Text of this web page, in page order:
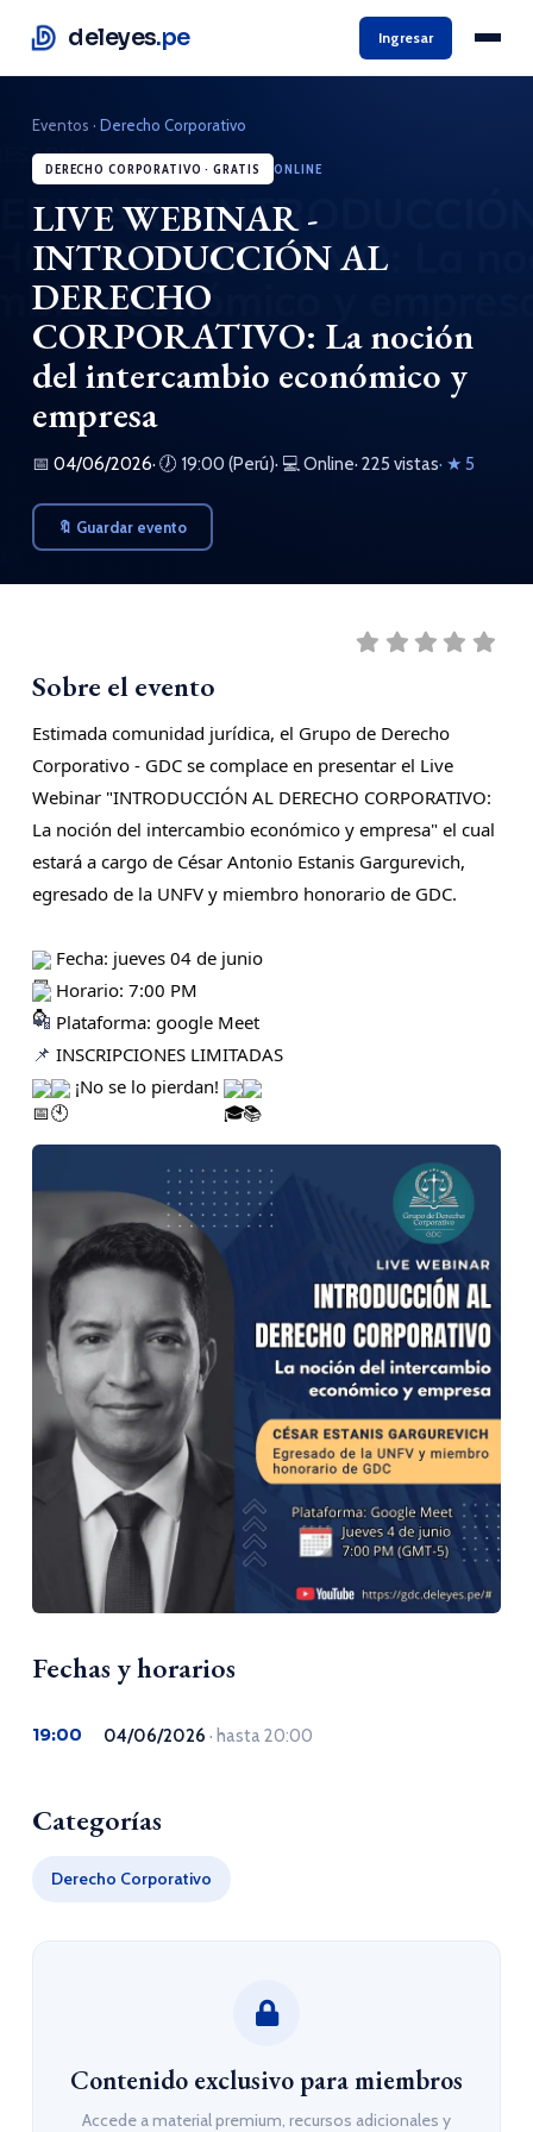
deleyes.pe Ingresar
Eventos · Derecho Corporativo
DERECHO CORPORATIVO · GRATIS ONLINE
LIVE WEBINAR -
INTRODUCCIÓN AL
DERECHO
CORPORATIVO: La noción
del intercambio económico y
empresa
📅 04/06/2026· 🕖 19:00 (Perú)· 💻 Online· 225 vistas· ★ 5
🔖 Guardar evento
Sobre el evento
Estimada comunidad jurídica, el Grupo de Derecho
Corporativo - GDCse complace en presentar el Live
Webinar "INTRODUCCIÓN AL DERECHO CORPORATIVO:
La noción del intercambio económico y empresa" el cual
estará a cargo de César Antonio Estanis Gargurevich,
egresado de la UNFV y miembro honorario de GDC.
Fecha: jueves 04 de junio
Horario: 7:00 PM
📲 Plataforma: google Meet
📌 INSCRIPCIONES LIMITADAS
¡No se lo pierdan!
Fechas y horarios
19:00 04/06/2026 · hasta 20:00
Categorías
Derecho Corporativo
Contenido exclusivo para miembros
Accede a material premium, recursos adicionales y